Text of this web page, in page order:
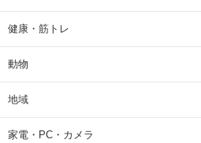
健康・筋トレ
動物
地域
家電・PC・カメラ